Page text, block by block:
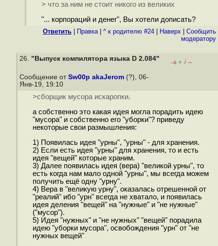
> что за ним не стоит никого из великих
"... корпораций и денег", Вы хотели дописать?
Ответить Правка| ^ к родителю #24 Наверх
Cообщить
модератору
26. "Выпуск компилятора языка D 2.084"
–6 + / –
Сообщение от Sw00p akaJerom (?), 06-
Янв-19, 19:10
>сборщик мусора искаропки.
а собственно это какая идея могла порадить идею
"мусора" и собственно его "уборки"? приведу
некоторые свои размышления:
1) Появилась идея "урны", "урны" - для хранения.
2) Если есть идея "урны" для хранения, то и есть
идея "вещей" которые храним.
3) Далее появилась идея (вера) "великой урны", то
есть когда нам мало одной "урны", мы всегда можем
получить ещё одну "урну".
4) Вера в "великую урну", оказалась отрешенной от
"реалий" ибо "урн" всегда не хватало, и появилась
идея деления "вещей" на "нужные" и "не нужные"
("мусор").
5) Идея "нужных" и "не нужных" "вещей" порадила
идею "уборки мусора", освобождения "урн" от "не
нужных вещей"